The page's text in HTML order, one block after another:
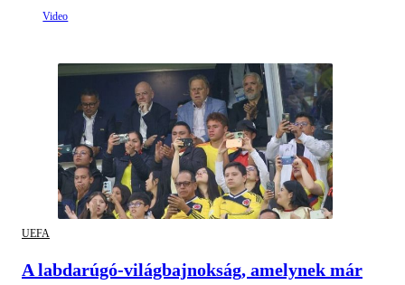
UEFA
A labdarúgó-világbajnokság, amelynek már